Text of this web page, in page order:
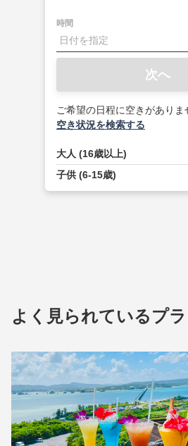
時間
次へ
ご希望の日程に空きがありま
空き状況を検索する
大人 (16歳以上)
子供 (6-15歳)
よく見られているプ